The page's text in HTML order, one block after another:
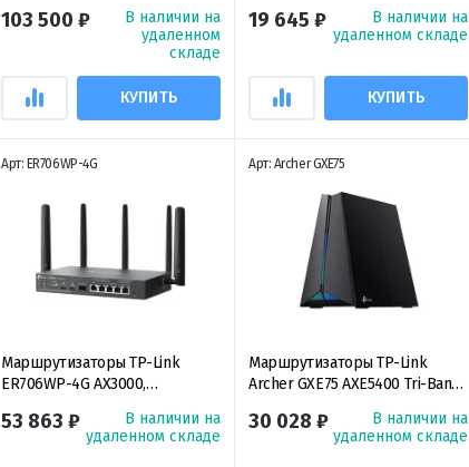
маршрутизатор
103 500 ₽
В наличии на
удаленном
складе
КУПИТЬ
двухдиапазонный игровой
маршрутизатор Wi‑Fi 7
19 645 ₽
В наличии на
удаленном складе
КУПИТЬ
Арт: ER706WP-4G
Маршрутизаторы TP-Link
ER706WP-4G AX3000,
4G+Cat6 с 4 портами PoE+
53 863 ₽
В наличии на
удаленном складе
Арт: Archer GXE75
Маршрутизаторы TP-Link
Archer GXE75 AXE5400 Tri-Band
трехдиапазонный игровой
маршрутизатор Wi‑Fi 6E
30 028 ₽
В наличии на
удаленном складе